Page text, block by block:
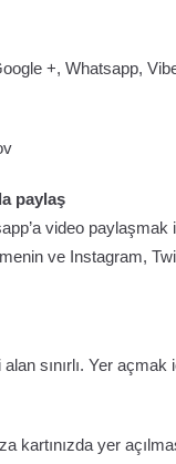
+, Whatsapp,
paylaş
video paylaşmak
ve Instagram,
sınırlı. Yer
kartınızda yer